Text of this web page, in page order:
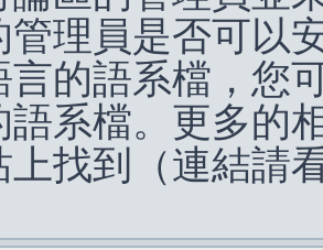
管理員是否可以
言的語系檔，您
語系檔。更多的
上找到（連結請